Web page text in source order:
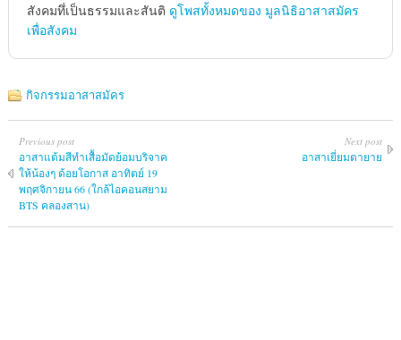
สังคมทึ่เป็นธรรมและสันติ ดูโพสทั้งหมดของ มูลนิธิอาสาสมัคร
เพื่อสังคม
กิจกรรมอาสาสมัคร
Previous post
อาสาแต้มสีทำเสื้อมัดย้อมบริจาค
ให้น้องๆ ด้อยโอกาส อาทิตย์ 19
พฤศจิกายน 66 (ใกล้ไอคอนสยาม
BTS คลองสาน)
Next post
อาสาเยี่ยมตายาย